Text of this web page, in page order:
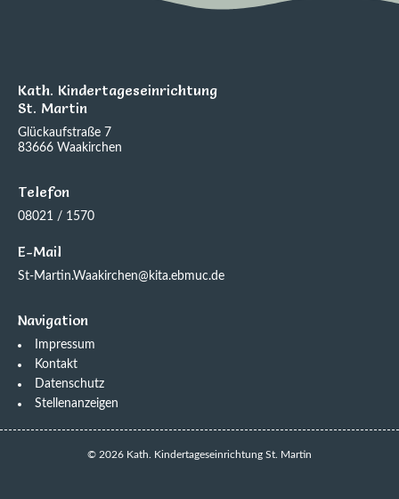
Kath. Kindertageseinrichtung
St. Martin
Glückaufstraße 7
83666 Waakirchen
Telefon
08021 / 1570
E-Mail
St-Martin.Waakirchen@kita.ebmuc.de
Navigation
Impressum
Kontakt
Datenschutz
Stellenanzeigen
© 2026 Kath. Kindertageseinrichtung St. Martin